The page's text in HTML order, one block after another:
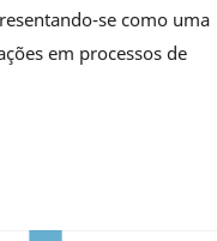
se como uma
em processos de